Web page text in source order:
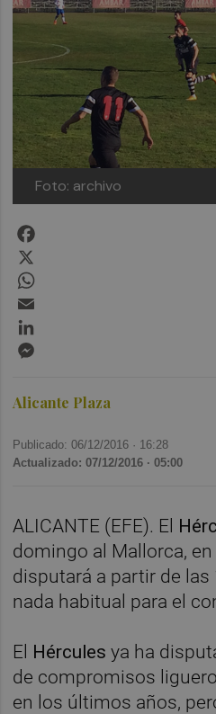
Foto: archivo
Alicante Plaza
Publicado: 06/12/2016 · 16:28
Actualizado: 07/12/2016 · 05:00
ALICANTE (EFE). El
domingo al Mallorca,
disputará a partir de
nada habitual para el
El Hércules ya ha
de compromisos
en los últimos años,